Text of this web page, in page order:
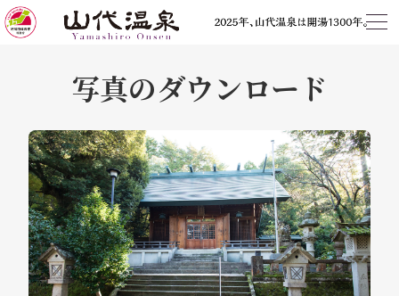
写真のダウンロード